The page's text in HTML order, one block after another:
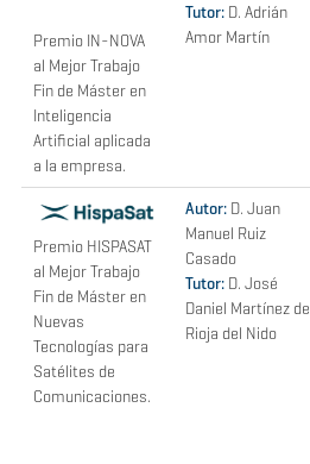
Premio IN-NOVA
al Mejor Trabajo
Fin de Máster en
Inteligencia
Artificial aplicada
a la empresa.
Tutor: D. Adrián
Amor Martín
Premio HISPASAT
al Mejor Trabajo
Fin de Máster en
Nuevas
Tecnologías para
Satélites de
Comunicaciones.
Autor: D. Juan
Manuel Ruiz
Casado
Tutor: D. José
Daniel Martínez de
Rioja del Nido